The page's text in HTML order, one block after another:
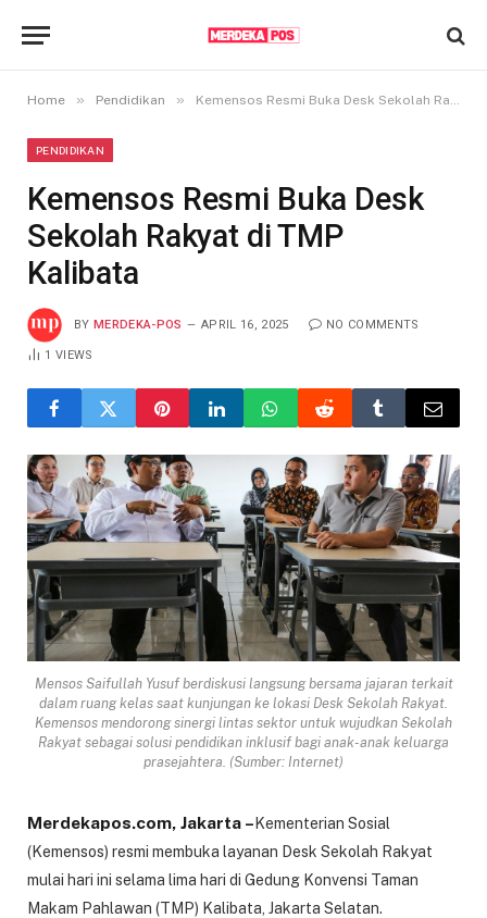
Home » Pendidikan » Kemensos Resmi Buka Desk Sekolah Rakyat di TMP Kalibata
PENDIDIKAN
Kemensos Resmi Buka Desk
Sekolah Rakyat di TMP
Kalibata
BY MERDEKA-POS APRIL 16, 2025 NO COMMENTS
1VIEWS
Mensos Saifullah Yusuf berdiskusi langsung bersama jajaran terkait
dalam ruang kelas saat kunjungan ke lokasi Desk Sekolah Rakyat.
Kemensos mendorong sinergi lintas sektor untuk wujudkan Sekolah
Rakyat sebagai solusi pendidikan inklusif bagi anak-anak keluarga
prasejahtera. (Sumber: Internet)
Merdekapos.com, Jakarta – Kementerian Sosial
(Kemensos) resmi membuka layanan Desk Sekolah Rakyat
mulai hari ini selama lima hari di Gedung Konvensi Taman
Makam Pahlawan (TMP) Kalibata, Jakarta Selatan.